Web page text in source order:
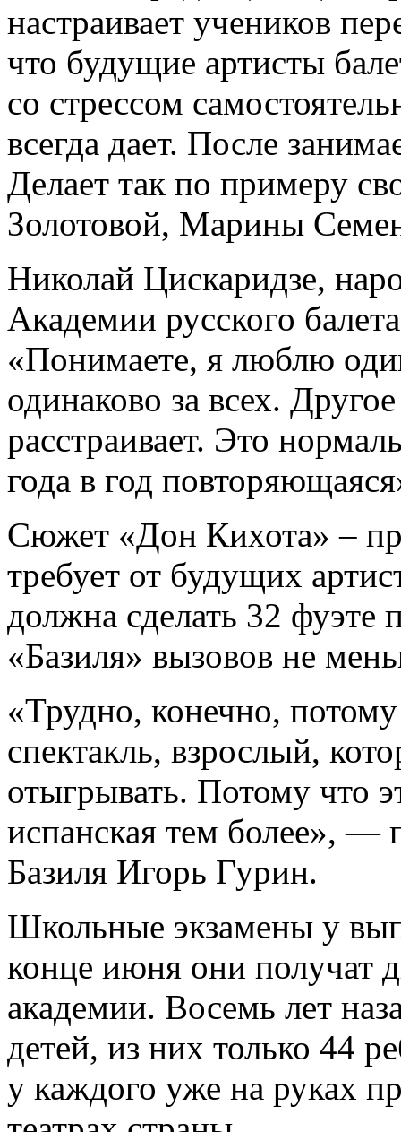
настраивает учеников
что будущие артисты
со стрессом
всегда дает. После
Делает так по примеру
Золотовой, Марины
Николай Цискаридзе,
Академии русского
«Понимаете, я люблю
одинаково за всех.
расстраивает. Это
года в год
Сюжет «Дон Кихота» –
требует от будущих
должна сделать 32
«Базиля» вызовов не
«Трудно, конечно,
спектакль, взрослый,
отыгрывать. Потому что
испанская тем более», —
Базиля Игорь Гурин.
Школьные экзамены у
конце июня они получат
академии. Восемь лет
детей, из них только 44
у каждого уже на руках